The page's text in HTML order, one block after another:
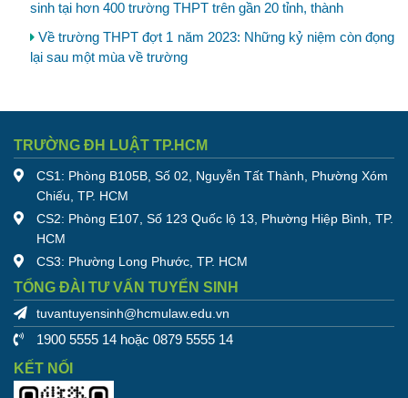
sinh tại hơn 400 trường THPT trên gần 20 tỉnh, thành
Về trường THPT đợt 1 năm 2023: Những kỷ niệm còn đọng
lại sau một mùa về trường
TRƯỜNG ĐH LUẬT TP.HCM
CS1: Phòng B105B, Số 02, Nguyễn Tất Thành, Phường Xóm
Chiếu, TP. HCM
CS2: Phòng E107, Số 123 Quốc lộ 13, Phường Hiệp Bình, TP.
HCM
CS3: Phường Long Phước, TP. HCM
TỔNG ĐÀI TƯ VẤN TUYỂN SINH
tuvantuyensinh@hcmulaw.edu.vn
1900 5555 14 hoặc 0879 5555 14
KẾT NỐI